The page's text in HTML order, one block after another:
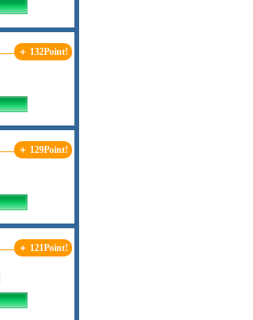
＋ 132Point!
＋ 129Point!
＋ 121Point!